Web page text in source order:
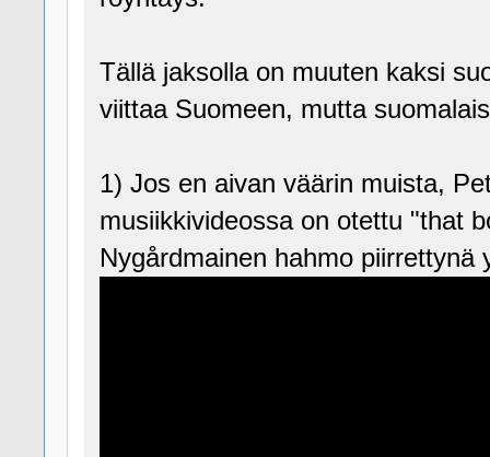
Tällä jaksolla on muuten kaksi
viittaa Suomeen, mutta
1) Jos en aivan väärin muista,
musiikkivideossa on otettu "that
Nygårdmainen hahmo piirrettynä